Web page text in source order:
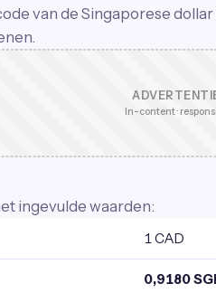
van de Singaporese dollar
In-content ·
ingevulde waarden:
1 CAD
0,9180